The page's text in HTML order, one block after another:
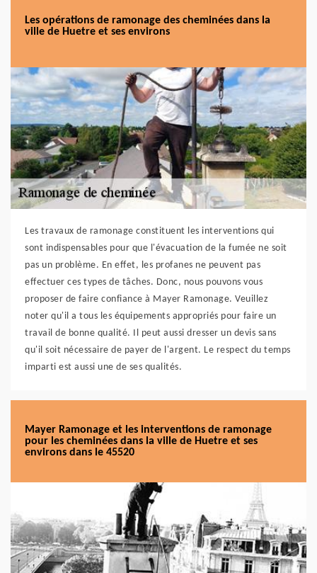
Les opérations de ramonage des cheminées dans la
ville de Huetre et ses environs
Les travaux de ramonage constituent les interventions qui
sont indispensables pour que l'évacuation de la fumée ne soit
pas un problème. En effet, les profanes ne peuvent pas
effectuer ces types de tâches. Donc, nous pouvons vous
proposer de faire confiance à Mayer Ramonage. Veuillez
noter qu'il a tous les équipements appropriés pour faire un
travail de bonne qualité. Il peut aussi dresser un devis sans
qu'il soit nécessaire de payer de l'argent. Le respect du temps
imparti est aussi une de ses qualités.
Mayer Ramonage et les interventions de ramonage
pour les cheminées dans la ville de Huetre et ses
environs dans le 45520